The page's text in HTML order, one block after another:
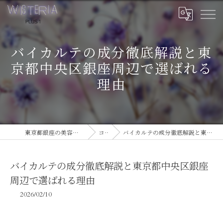
バイカルテの成分徹底解説と東
京都中央区銀座周辺で選ばれる
理由
東京都銀座の美容室ならWISTERIA PLUS 1 コラム バイカルテの成分徹底解説と東京都中央区銀座周辺で選ばれる理由
バイカルテの成分徹底解説と東京都中央区銀座
周辺で選ばれる理由
2026/02/10